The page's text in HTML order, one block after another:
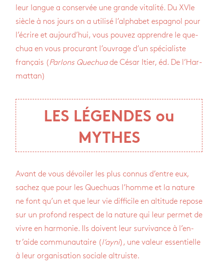
leur langue a conser­vée une grande vita­lité. Du XVIe
siècle à nos jours on a uti­lisé l’al­pha­bet espa­gnol pour
l’écrire et aujour­d’hui, vous pou­vez apprendre le que­
chua en vous pro­cu­rant l’ou­vrage d’un spé­cia­liste
fran­çais (Par­lons Que­chuade César Itier, éd. De l’Har­
mat­tan)
LES LÉGENDES ou
MYTHES
Avant de vous dévoi­ler les plus connus d’entre eux,
sachez que pour les Que­chuas l’homme et la nature
ne font qu’un et que leur vie dif­fi­cile en alti­tude repose
sur un pro­fond res­pect de la nature qui leur per­met de
vivre en har­mo­nie. Ils doivent leur sur­vi­vance à l’en­
tr’aide com­mu­nau­taire (l’ayni), une valeur essen­tielle
à leur orga­ni­sa­tion sociale altruiste.